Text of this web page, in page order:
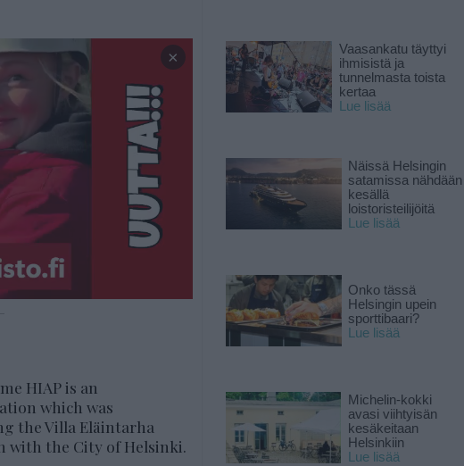
×
HIAP is an
which was
the Villa Eläintarha
with the City of Helsinki.
Vaasankatu täyttyi
ihmisistä ja
tunnelmasta toista
kertaa
Lue lisää
Näissä Helsingin
satamissa nähdään
kesällä
loistoristeilijöitä
Lue lisää
Onko tässä
Helsingin upein
sporttibaari?
Lue lisää
Michelin-kokki
avasi viihtyisän
kesäkeitaan
Helsinkiin
Lue lisää